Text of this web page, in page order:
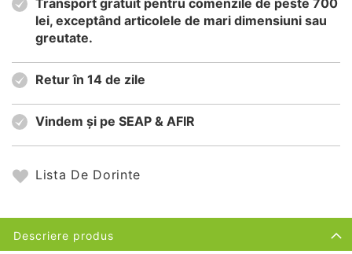
Transport gratuit pentru comenzile de peste 700
lei, exceptând articolele de mari dimensiuni sau
greutate.
Retur în 14 de zile
Vindem și pe SEAP & AFIR
Lista De Dorinte
Descriere produs